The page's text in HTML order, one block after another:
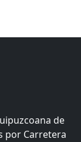
de
por Carretera